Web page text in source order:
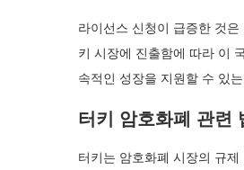
라이선스 신청이 급증한 것
키 시장에 진출함에 따라 이
속적인 성장을 지원할 수 있
터키 암호화폐 관련
터키는 암호화폐 시장의 규